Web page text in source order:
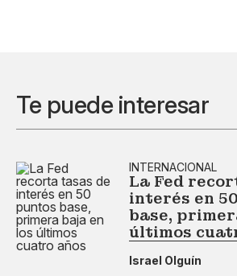
Te puede interesar
INTERNACIONAL
La Fed
interés en
base,
últimos
Israel Olguín